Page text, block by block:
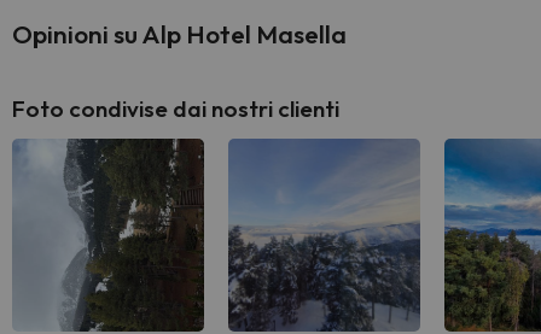
Opinioni su Alp Hotel Masella
Foto condivise dai nostri clienti